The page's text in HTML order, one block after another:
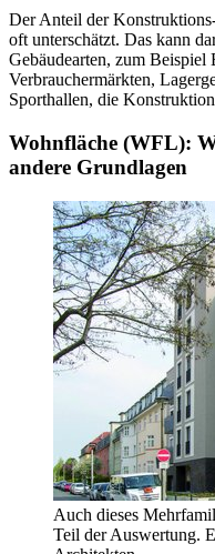
Der Anteil der
oft unterschätzt. Das kann
Gebäudearten, zum Beispiel
Verbrauchermärkten,
Sporthallen, die
Wohnfläche (WFL):
andere Grundlagen
Auch dieses
Teil der Auswertung.